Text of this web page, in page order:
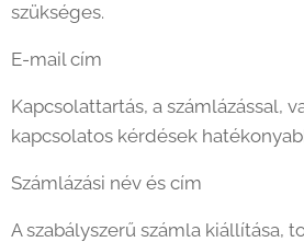
szükséges.
E-mail cím
Kapcsolattartás, a számlázással,
kapcsolatos kérdések
Számlázási név és cím
A szabályszerű számla kiállítása,